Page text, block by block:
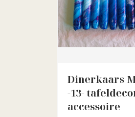
Dinerkaars
-13-
accessoire